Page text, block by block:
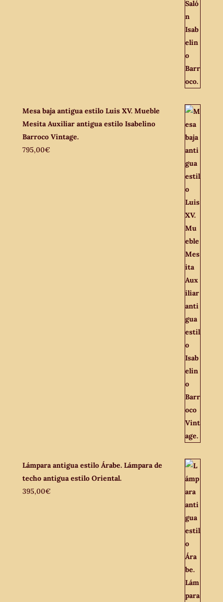
Mesa baja antigua estilo Luis XV. Mueble
Mesita Auxiliar antigua estilo Isabelino
Barroco Vintage.
795,00€
Lámpara antigua estilo Árabe. Lámpara de
techo antigua estilo Oriental.
395,00€